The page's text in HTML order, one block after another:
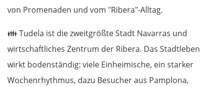
von Promenaden und vom "Ribera"-Alltag.
👪Tudela ist die zweitgrößte Stadt Navarras und
wirtschaftliches Zentrum der Ribera. Das Stadtleben
wirkt bodenständig: viele Einheimische, ein starker
Wochenrhythmus, dazu Besucher aus Pamplona,